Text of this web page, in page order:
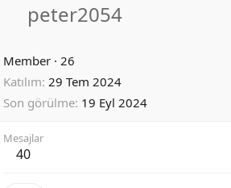
peter2054
Member · 26
Katılım 29 Tem 2024
Son görülme 19 Eyl 2024
Mesajlar
40